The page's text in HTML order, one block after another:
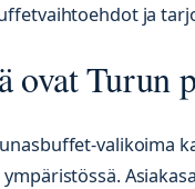
ja
ovat Turun
valikoima
ympäristössä.